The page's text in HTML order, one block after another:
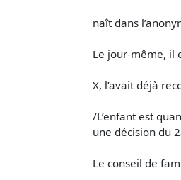
naît dans
Le jour-même, il
X, l’avait déjà
/L’enfant est
une décision du
Le conseil de